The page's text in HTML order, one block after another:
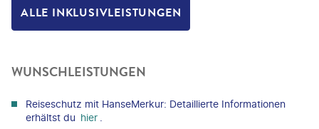
ALLE INKLUSIVLEISTUNGEN
WUNSCHLEISTUNGEN
Reiseschutz mit HanseMerkur: Detaillierte Informationen
erhältst du hier